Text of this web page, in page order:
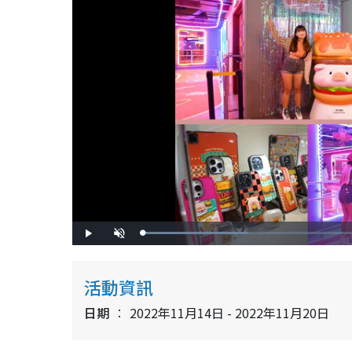
l
n
L
活動資訊
日期 2022年11月14日 - 2022年11月20日